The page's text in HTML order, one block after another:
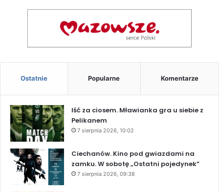
Ostatnie Popularne Komentarze
Iść za ciosem. Mławianka gra u siebie z
Pelikanem
7 sierpnia 2026, 10:02
Ciechanów. Kino pod gwiazdami na
zamku. W sobotę „Ostatni pojedynek”
7 sierpnia 2026, 09:38